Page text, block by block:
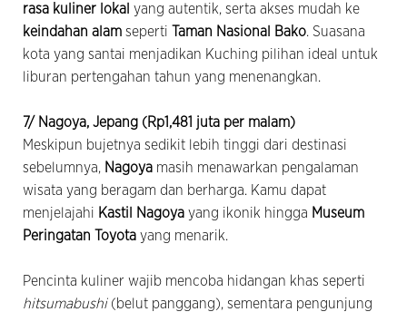
rasa kuliner lokal yang autentik, serta akses mudah ke
keindahan alam seperti Taman Nasional Bako. Suasana
kota yang santai menjadikan Kuching pilihan ideal untuk
liburan pertengahan tahun yang menenangkan.
7/ Nagoya, Jepang (Rp1,481 juta per malam)
Meskipun bujetnya sedikit lebih tinggi dari destinasi
sebelumnya, Nagoya masih menawarkan pengalaman
wisata yang beragam dan berharga. Kamu dapat
menjelajahi Kastil Nagoya yang ikonik hingga Museum
Peringatan Toyota yang menarik.
Pencinta kuliner wajib mencoba hidangan khas seperti
hitsumabushi(belut panggang), sementara pengunjung